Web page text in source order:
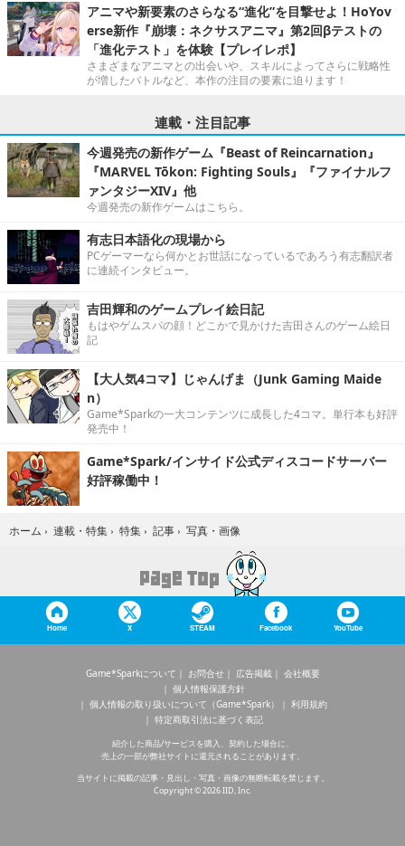
アニマや新要素のさらなる“進化”を目撃せよ！HoYov
erse新作『崩壊：ネクサスアニマ』第2回βテストの
「進化テスト」を体験【プレイレポ】
さまざまなアニマとの出会いや、スキルによってさらに戦略性
が増したバトルなど、本作の注目の要素に迫ります！
連載・注目記事
今週発売の新作ゲーム『Beast of Reincarnation』
『MARVEL Tōkon: Fighting Souls』『ファイナルフ
ァンタジーXIV』他
今週発売の新作ゲームはこちら。
有志日本語化の現場から
PCゲーマーなら何かとお世話になっているであろう有志翻訳者
に連続インタビュー。
吉田輝和のゲームプレイ絵日記
もはやゲムスパの顔！どこかで見かけた吉田さんのゲーム絵日
記
【大人気4コマ】じゃんげま（Junk Gaming Maide
n）
Game*Sparkの一大コンテンツに成長した4コマ。単行本も好評
発売中！
Game*Spark/インサイド公式ディスコードサーバー
好評稼働中！
ホーム › 連載・特集 › 特集 › 記事 › 写真・画像
Home X STEAM Facebook YouTube
Game*Sparkについて お問合せ 広告掲載
会社概要
個人情報保護方針
個人情報の取り扱いについて（Game*Spark）
利用規約
特定商取引法に基づく表記
紹介した商品/サービスを購入、契約した場合に、
売上の一部が弊社サイトに還元されることがあります。
当サイトに掲載の記事・見出し・写真・画像の無断転載を禁じます。
Copyright © 2026 IID, Inc.